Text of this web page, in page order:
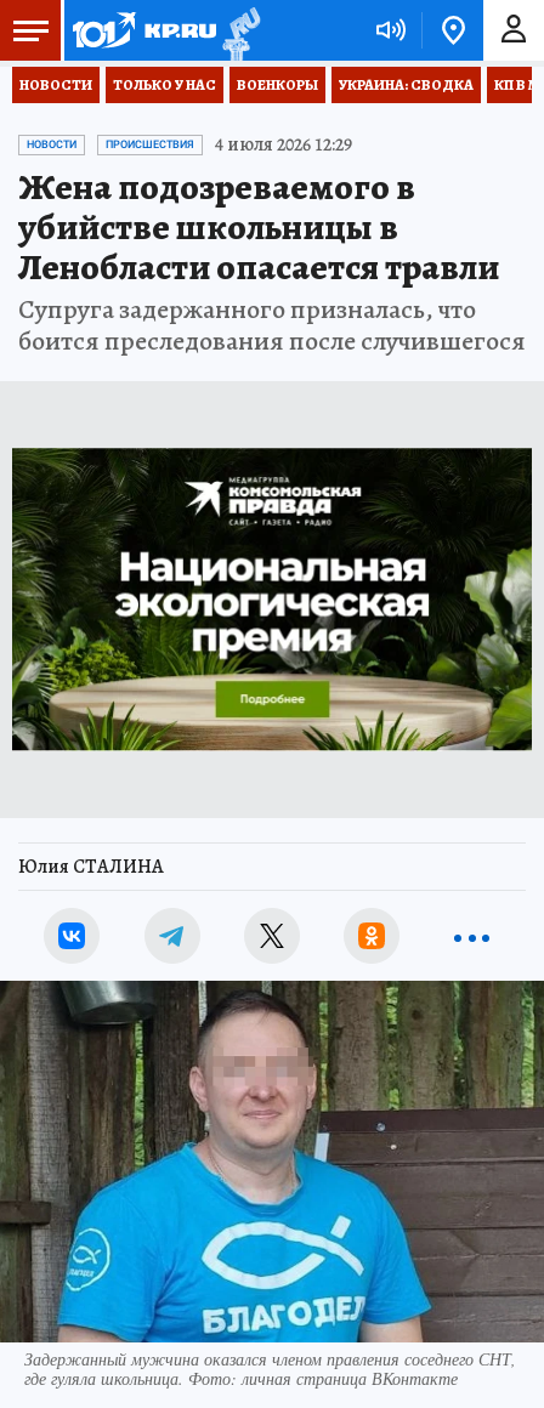
НОВОСТИ ТОЛЬКО У НАС ВОЕНКОРЫ УКРАИНА: СВОДКА КП В
НОВОСТИ ПРОИСШЕСТВИЯ 4 июля 2026 12:29
Жена подозреваемого в
убийстве школьницы в
Ленобласти опасается травли
Супруга задержанного призналась, что
боится преследования после случившегося
Юлия СТАЛИНА
Задержанный мужчина оказался членом правления соседнего СНТ,
где гуляла школьница. Фото: личная страница ВКонтакте